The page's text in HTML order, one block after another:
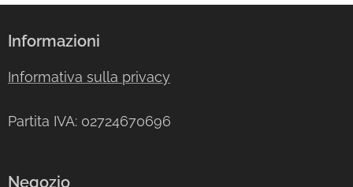
Informazioni
Informativa sulla privacy
Partita IVA: 02724670696
Negozio